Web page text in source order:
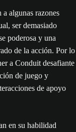
algunas razones
ser demasiado
poderosa y una
de la acción. Por lo
a Conduit desafiante
de juego y
de apoyo
en su habilidad